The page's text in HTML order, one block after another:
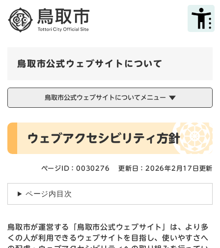
メニューを飛ばして本文へ
鳥取市公式ウェブサイトについて
鳥取市公式ウェブサイトについてメニュー
本
ウェブアクセシビリティ方針
ページID：0030276 更新日：2026年2月17日更新
ページ内目次
鳥取市が運営する「鳥取市公式ウェブサイト」は、より多
くの人が利用できるウェブサイトを目指し、使いやすさへ